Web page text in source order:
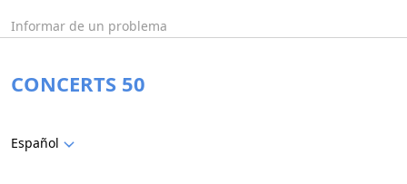
Informar de un problema
CONCERTS 50
Español